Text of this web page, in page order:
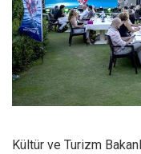
Kültür ve Turizm